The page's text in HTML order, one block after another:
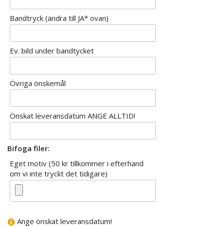
Bandtryck (ändra till JA* ovan)
Ev. bild under bandtycket
Övriga önskemål
Önskat leveransdatum ANGE ALLTID!
Bifoga filer:
Eget motiv (50 kr tillkommer i efterhand
om vi inte tryckt det tidigare)
Ange önskat leveransdatum!